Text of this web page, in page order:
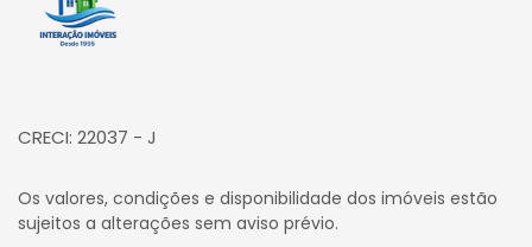
CRECI: 22037 - J
Os valores, condições e disponibilidade dos imóveis estão
sujeitos a alterações sem aviso prévio.